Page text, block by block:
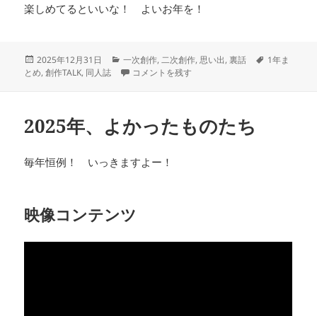
楽しめてるといいな！ よいお年を！
投
稿
2025年12月31日
カ
テ
一次創作,二次創作,思い出,裏話
タ
1年ま
とめ,創作TALK, 同人誌 2025年、やってきたこと に
コメントを残す
2025年、よかったものたち
毎年恒例！ いっきますよー！
映像コンテンツ